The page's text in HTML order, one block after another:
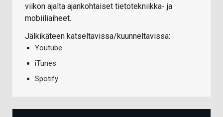
viikon ajalta ajankohtaiset tietotekniikka- ja
mobiiliaiheet.
Jälkikäteen katseltavissa/kuunneltavissa:
Youtube
iTunes
Spotify